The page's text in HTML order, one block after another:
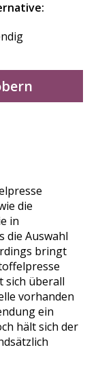
die
in
die Auswahl
bringt
sich überall
vorhanden
ein
hält sich der